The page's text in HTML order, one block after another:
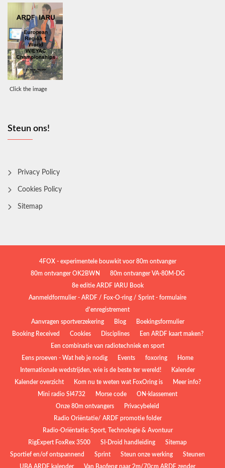
Click the image
Steun ons!
Privacy Policy
Cookies Policy
Sitemap
4FOX - experimentele bouwkit voor 80m ontvanger
80m ontvanger OK2BWN
80m ontvanger VA-80M-DG
8e editie ARDF IARU Book
Aanmeldformulier - ARDF / Fox-O-ring / Sprint - formulaire
d'enregistrement
Aanvragen sportverzekering
Blog
Boekingsformulier
Booking Received
Cookies Disciplines
Een ARDF kaart maken?
Een combinatie van radiotechniek en sport
Eens proeven - Wat heb je nodig
Events foxoring
Home
Internationale wedstrijden, wie is de beste ter wereld!
Kalender
Kalender overzicht
Kom nu te weten wat FoxOring is
Meer info?
Mini radio SI4732
Morse code
ON-klassement
Onze 80m ontvangers
Privacybeleid
Radio Oriëntatie/ ARDF promotie folder
Radio‑Oriëntatie: Sport, Technologie & Avontuur
RigExpert FoxRex 3500
SI-Droid handleiding
Sitemap
Sportief en/of ontspannend
Sprint Steun onze werking
Steunen
UBA ARDF kalender
Van Baofeng naar 2m/70cm ARDF zender